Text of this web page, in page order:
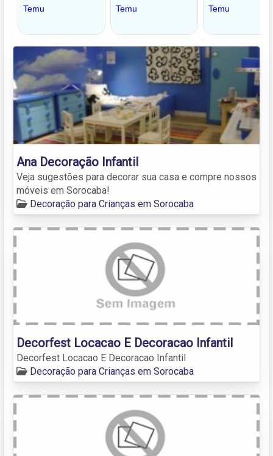
Ana Decoração Infantil
Veja sugestões para decorar sua casa e compre nossos
móveis em Sorocaba!
Decoração para Crianças em Sorocaba
Decorfest Locacao E Decoracao Infantil
Decorfest Locacao E Decoracao Infantil
Decoração para Crianças em Sorocaba